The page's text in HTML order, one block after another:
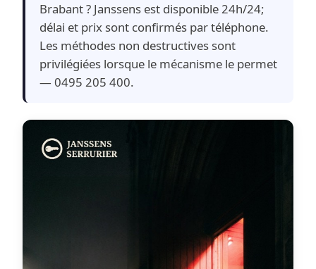
Brabant ? Janssens est disponible 24h/24;
délai et prix sont confirmés par téléphone.
Les méthodes non destructives sont
privilégiées lorsque le mécanisme le permet
— 0495 205 400.